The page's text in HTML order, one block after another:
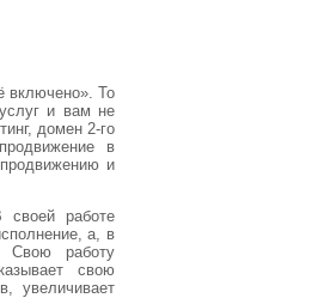
включено». То
и вам не
домен 2-го
в
и
своей работе
а, в
. Свою работу
свою
увеличивает